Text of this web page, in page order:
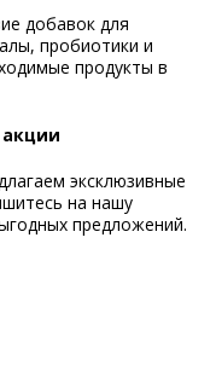
добавок для
пробиотики и
продукты в
эксклюзивные
на нашу
предложений.